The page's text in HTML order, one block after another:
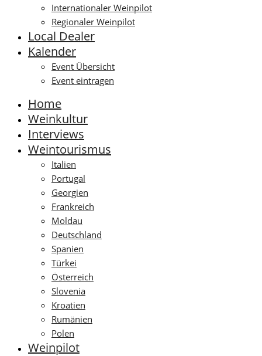
Internationaler Weinpilot
Regionaler Weinpilot
Local Dealer
Kalender
Event Übersicht
Event eintragen
Home
Weinkultur
Interviews
Weintourismus
Italien
Portugal
Georgien
Frankreich
Moldau
Deutschland
Spanien
Türkei
Österreich
Slovenia
Kroatien
Rumänien
Polen
Weinpilot